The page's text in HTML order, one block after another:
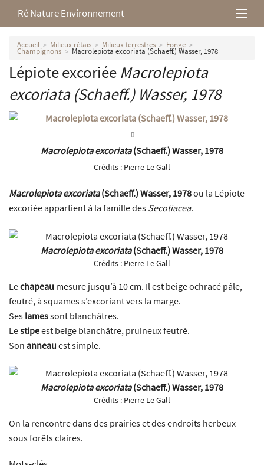
Ré Nature Environnement
L’association
Milieux rétais
Nos parutions
Accueil Milieux rétais Milieux terrestres Fonge
Champignons Macrolepiota excoriata (Schaeff.) Wasser, 1978
Lépiote excoriée Macrolepiota
excoriata(Schaeff.) Wasser, 1978
Macrolepiota excoriata(Schaeff.) Wasser, 1978
Crédits : Pierre Le Gall
Macrolepiota excoriata(Schaeff.) Wasser, 1978ou la Lépiote
excoriée appartient à la famille des Secotiacea.
Macrolepiota excoriata(Schaeff.) Wasser, 1978
Crédits : Pierre Le Gall
Lechapeau mesure jusqu’à 10 cm. Il est beige ochracé pâle,
feutré, à squames s’excoriant vers la marge.
Ses lamessont blanchâtres.
Lestipeest beige blanchâtre, pruineux feutré.
Son anneau est simple.
Macrolepiota excoriata(Schaeff.) Wasser, 1978
Crédits : Pierre Le Gall
On la rencontre dans des prairies et des endroits herbeux
sous forêts claires.